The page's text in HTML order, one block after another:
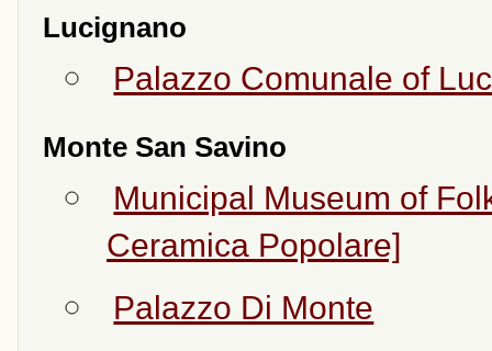
Lucignano
Palazzo Comunale of
Monte San Savino
Municipal Museum of
Ceramica Popolare]
Palazzo Di Monte